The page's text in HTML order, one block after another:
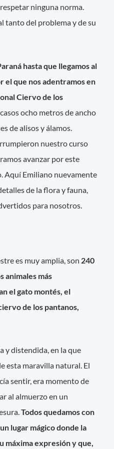
ninguna norma.
tanto del problema y de su
hasta que llegamos al
el que nos adentramos en
Ciervo de los
ocho metros de ancho
de alisos y álamos.
nuestro curso
avanzar por este
Aquí Emiliano nuevamente
de la flora y fauna,
para nosotros.
es muy amplia, son 240
animales más
el gato montés, el
de los pantanos,
y distendida, en la que
esta maravilla natural. El
sentir, era momento de
al almuerzo en un
Todos quedamos con
lugar mágico donde la
máxima expresión y que,